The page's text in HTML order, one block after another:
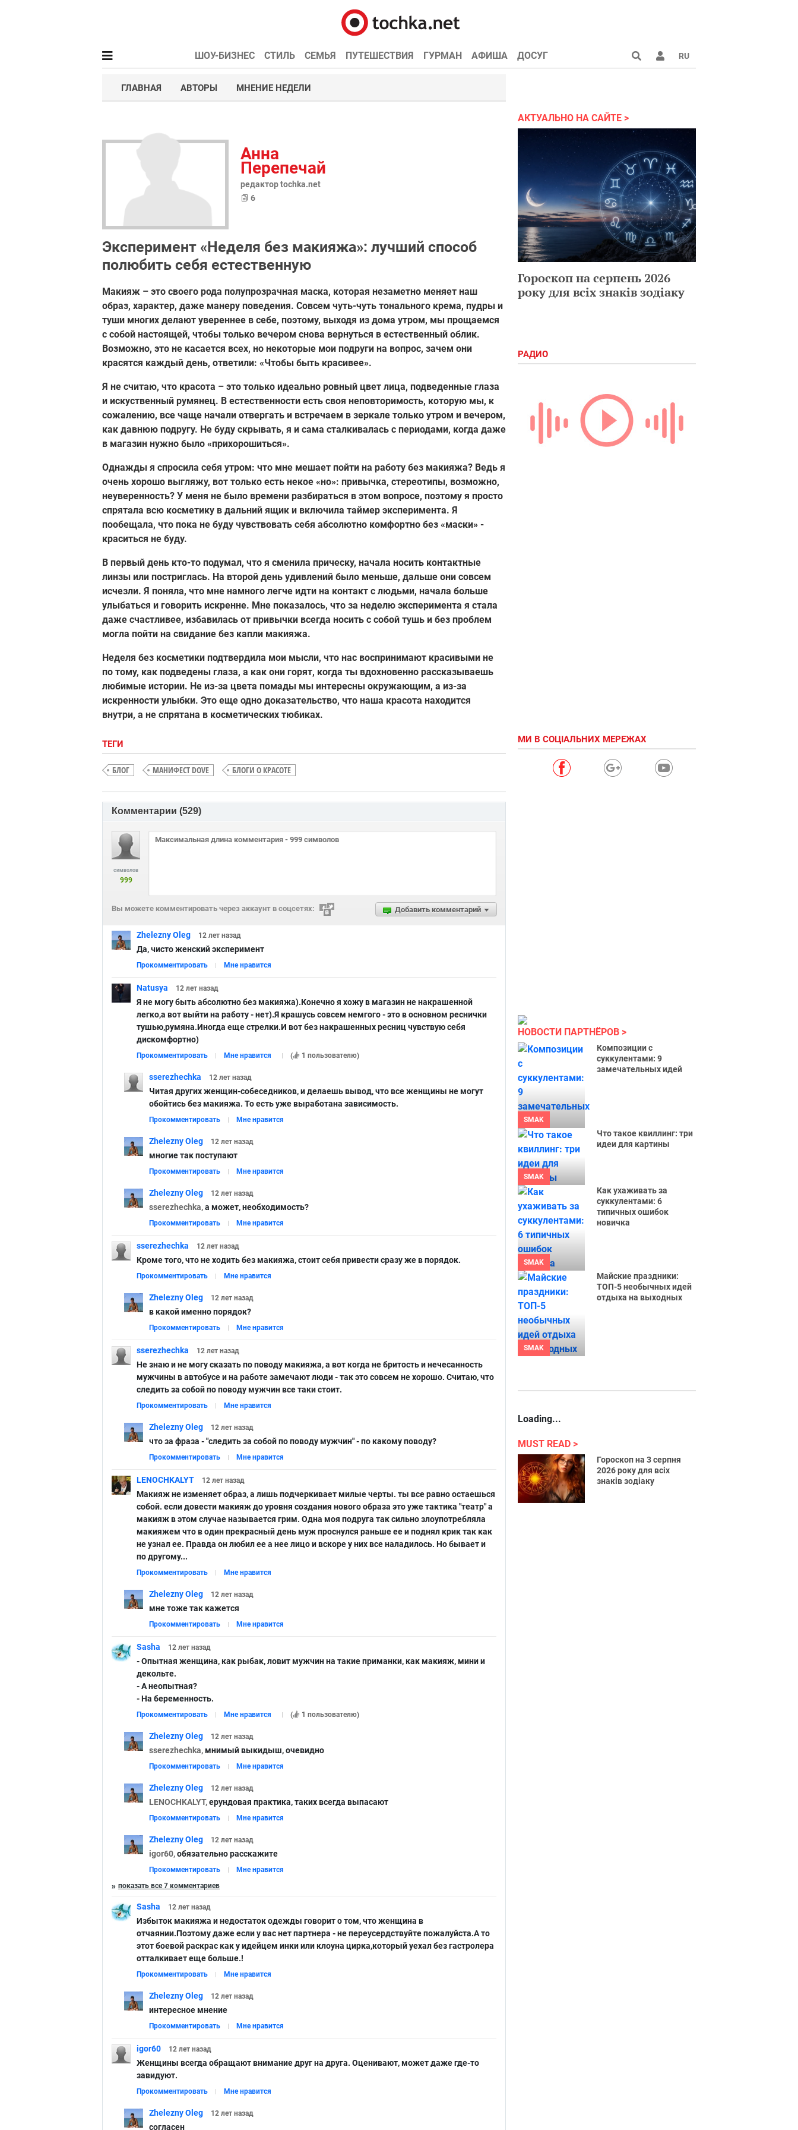
ШОУ-БИЗНЕС СТИЛЬ СЕМЬЯ ПУТЕШЕСТВИЯ ГУРМАН АФИША ДОСУГ RU
ГЛАВНАЯ АВТОРЫ МНЕНИЕ НЕДЕЛИ
Анна
Перепечай
редактор tochka.net
6
Эксперимент «Неделя без макияжа»: лучший способ
полюбить себя естественную
Макияж – это своего рода полупрозрачная маска, которая незаметно меняет наш
образ, характер, даже манеру поведения. Совсем чуть-чуть тонального крема, пудры и
туши многих делают увереннее в себе, поэтому, выходя из дома утром, мы прощаемся
с собой настоящей, чтобы только вечером снова вернуться в естественный облик.
Возможно, это не касается всех, но некоторые мои подруги на вопрос, зачем они
красятся каждый день, ответили: «Чтобы быть красивее».
Я не считаю, что красота – это только идеально ровный цвет лица, подведенные глаза
и искуственный румянец. В естественности есть своя неповторимость, которую мы, к
сожалению, все чаще начали отвергать и встречаем в зеркале только утром и вечером,
как давнюю подругу. Не буду скрывать, я и сама сталкивалась с периодами, когда даже
в магазин нужно было «прихорошиться».
Однажды я спросила себя утром: что мне мешает пойти на работу без макияжа? Ведь я
очень хорошо выгляжу, вот только есть некое «но»: привычка, стереотипы, возможно,
неуверенность? У меня не было времени разбираться в этом вопросе, поэтому я просто
спрятала всю косметику в дальний ящик и включила таймер эксперимента. Я
пообещала, что пока не буду чувствовать себя абсолютно комфортно без «маски» -
краситься не буду.
В первый день кто-то подумал, что я сменила прическу, начала носить контактные
линзы или постриглась. На второй день удивлений было меньше, дальше они совсем
исчезли. Я поняла, что мне намного легче идти на контакт с людьми, начала больше
улыбаться и говорить искренне. Мне показалось, что за неделю эксперимента я стала
даже счастливее, избавилась от привычки всегда носить с собой тушь и без проблем
могла пойти на свидание без капли макияжа.
Неделя без косметики подтвердила мои мысли, что нас воспринимают красивыми не
по тому, как подведены глаза, а как они горят, когда ты вдохновенно рассказываешь
любимые истории. Не из-за цвета помады мы интересны окружающим, а из-за
искренности улыбки. Это еще одно доказательство, что наша красота находится
внутри, а не спрятана в косметических тюбиках.
ТЕГИ
БЛОГ МАНИФЕСТ DOVE БЛОГИ О КРАСОТЕ
Комментарии (529)
символов
999
Добавить комментарий
Вы можете комментировать через аккаунт в соцсетях:
Zhelezny Oleg 12 лет назад
Да, чисто женский эксперимент
Прокомментировать Мне нравится
Natusya 12 лет назад
Я не могу быть абсолютно без макияжа).Конечно я хожу в магазин не накрашенной
легко,а вот выйти на работу - нет).Я крашусь совсем немгого - это в основном реснички
тушью,румяна.Иногда еще стрелки.И вот без накрашенных ресниц чувствую себя
дискомфортно)
Прокомментировать Мне нравится ( 1 пользователю)
sserezhechka 12 лет назад
Читая других женщин-собеседников, и делаешь вывод, что все женщины не могут
обойтись без макияжа. То есть уже выработана зависимость.
Прокомментировать Мне нравится
Zhelezny Oleg 12 лет назад
многие так поступают
Прокомментировать Мне нравится
Zhelezny Oleg 12 лет назад
sserezhechka,а может, необходимость?
Прокомментировать Мне нравится
sserezhechka 12 лет назад
Кроме того, что не ходить без макияжа, стоит себя привести сразу же в порядок.
Прокомментировать Мне нравится
Zhelezny Oleg 12 лет назад
в какой именно порядок?
Прокомментировать Мне нравится
sserezhechka 12 лет назад
Не знаю и не могу сказать по поводу макияжа, а вот когда не бритость и нечесанность
мужчины в автобусе и на работе замечают люди - так это совсем не хорошо. Считаю, что
следить за собой по поводу мужчин все таки стоит.
Прокомментировать Мне нравится
Zhelezny Oleg 12 лет назад
что за фраза - "следить за собой по поводу мужчин" - по какому поводу?
Прокомментировать Мне нравится
LENOCHKALYT 12 лет назад
Макияж не изменяет образ, а лишь подчеркивает милые черты. ты все равно остаешься
собой. если довести макияж до уровня создания нового образа это уже тактика "театр" а
макияж в этом случае называется грим. Одна моя подруга так сильно злоупотребляла
макияжем что в один прекрасный день муж проснулся раньше ее и поднял крик так как
не узнал ее. Правда он любил ее а нее лицо и вскоре у них все наладилось. Но бывает и
по другому...
Прокомментировать Мне нравится
Zhelezny Oleg 12 лет назад
мне тоже так кажется
Прокомментировать Мне нравится
Sasha 12 лет назад
- Опытная женщина, как рыбак, ловит мужчин на такие приманки, как макияж, мини и
декольте.
- А неопытная?
- На беременность.
Прокомментировать Мне нравится ( 1 пользователю)
Zhelezny Oleg 12 лет назад
sserezhechka,мнимый выкидыш, очевидно
Прокомментировать Мне нравится
Zhelezny Oleg 12 лет назад
LENOCHKALYT,ерундовая практика, таких всегда выпасают
Прокомментировать Мне нравится
Zhelezny Oleg 12 лет назад
igor60,обязательно расскажите
Прокомментировать
Мне нравится
показать все 7 комментариев
Sasha 12 лет назад
Избыток макияжа и недостаток одежды говорит о том, что женщина в
отчаянии.Поэтому даже если у вас нет партнера - не переусердствуйте пожалуйста.А то
этот боевой раскрас как у идейцем инки или клоуна цирка,который уехал без гастролера
отталкивает еще больше.!
Прокомментировать Мне нравится
Zhelezny Oleg 12 лет назад
интересное мнение
Прокомментировать Мне нравится
igor60 12 лет назад
Женщины всегда обращают внимание друг на друга. Оценивают, может даже где-то
завидуют.
Прокомментировать Мне нравится
Zhelezny Oleg 12 лет назад
согласен
АКТУАЛЬНО НА САЙТЕ
Гороскоп на серпень 2026
року для всіх знаків зодіаку
РАДИО
МИ В СОЦІАЛЬНИХ МЕРЕЖАХ
НОВОСТИ ПАРТНЁРОВ
SMAK
Композиции с
суккулентами: 9
замечательных идей
SMAK
Что такое квиллинг: три
идеи для картины
SMAK
Как ухаживать за
суккулентами: 6
типичных ошибок
новичка
SMAK
Майские праздники:
ТОП-5 необычных идей
отдыха на выходных
Loading...
MUST READ
Гороскоп на 3 серпня
2026 року для всіх
знаків зодіаку